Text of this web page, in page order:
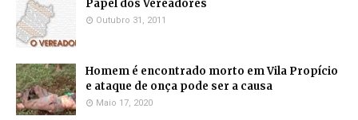
Papel dos Vereadores
Outubro 31, 2011
Homem é encontrado morto em Vila Propício
e ataque de onça pode ser a causa
Maio 17, 2020